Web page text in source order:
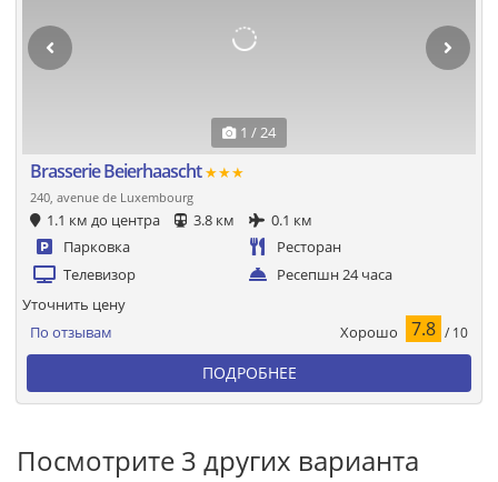
1 / 24
Brasserie Beierhaascht★★★
240, avenue de Luxembourg
1.1 км до центра 3.8 км
0.1 км
Парковка
Ресторан
Телевизор
Ресепшн 24 часа
По отзывам Хорошо 7.8 / 10
Уточнить цену
ПОДРОБНЕЕ
Посмотрите 3 других варианта